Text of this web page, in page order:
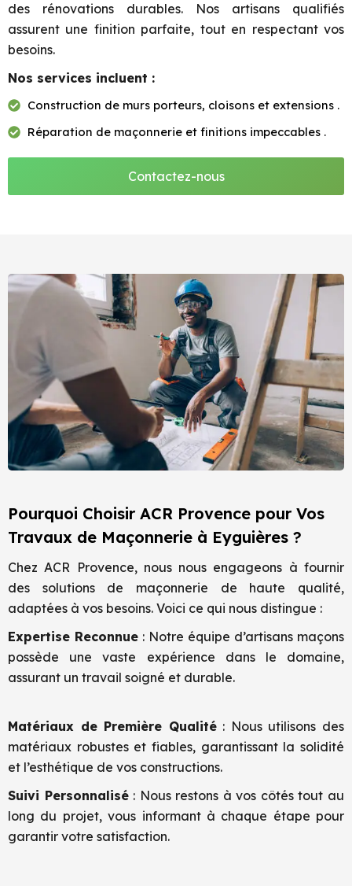
des rénovations durables. Nos artisans qualifiés
assurent une finition parfaite, tout en respectant vos
besoins.
Nos services incluent :
Construction de murs porteurs, cloisons et extensions .
Réparation de maçonnerie et finitions impeccables .
Contactez-nous
Pourquoi Choisir ACR Provence pour Vos
Travaux de Maçonnerie à Eyguières ?
Chez ACR Provence, nous nous engageons à fournir
des solutions de maçonnerie de haute qualité,
adaptées à vos besoins. Voici ce qui nous distingue :
Expertise Reconnue : Notre équipe d’artisans maçons
possède une vaste expérience dans le domaine,
assurant un travail soigné et durable.
Matériaux de Première Qualité: Nous utilisons des
matériaux robustes et fiables, garantissant la solidité
et l’esthétique de vos constructions.
Suivi Personnalisé: Nous restons à vos côtés tout au
long du projet, vous informant à chaque étape pour
garantir votre satisfaction.